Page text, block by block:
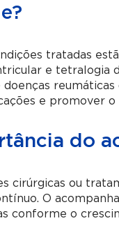
tratadas
e tetralogia
e promover o
do
cirúrgicas ou
O
conforme o